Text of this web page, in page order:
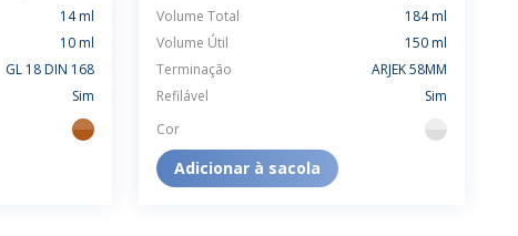
14 ml
10 ml
GL 18 DIN 168
Sim
ambar
Volume Total
184 ml
Volume Útil
150 ml
Terminação
ARJEK 58MM
Refilável
Sim
Cor
flint
Adicionar à sacola